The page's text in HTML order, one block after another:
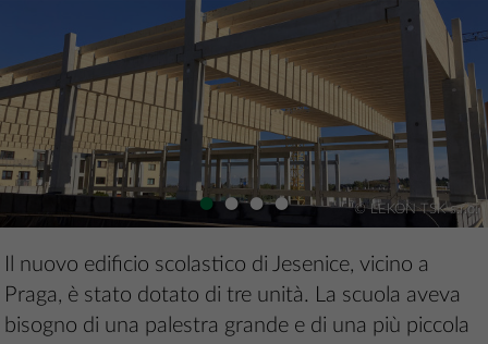
•••• © LEKON TSK s.r.o.
Il nuovo edificio scolastico di Jesenice, vicino a
Praga, è stato dotato di tre unità. La scuola aveva
bisogno di una palestra grande e di una più piccola